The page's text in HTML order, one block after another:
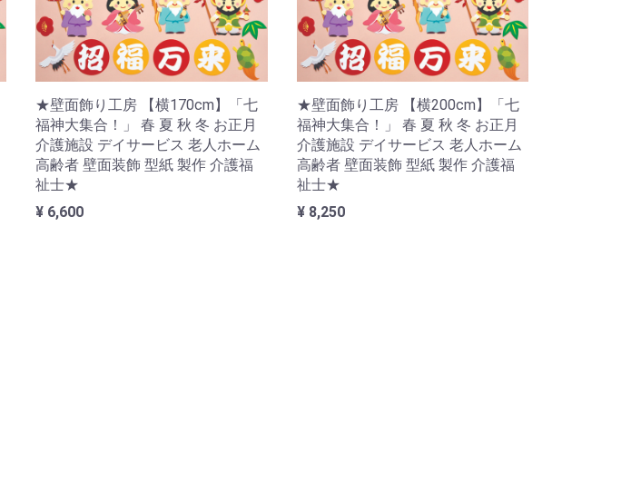
★壁面飾り工房 【横170cm】「七
福神大集合！」 春 夏 秋 冬 お正月
介護施設 デイサービス 老人ホーム
高齢者 壁面装飾 型紙 製作 介護福
祉士★
¥ 6,600
★壁面飾り工房 【横200cm】「七
福神大集合！」 春 夏 秋 冬 お正月
介護施設 デイサービス 老人ホーム
高齢者 壁面装飾 型紙 製作 介護福
祉士★
¥ 8,250